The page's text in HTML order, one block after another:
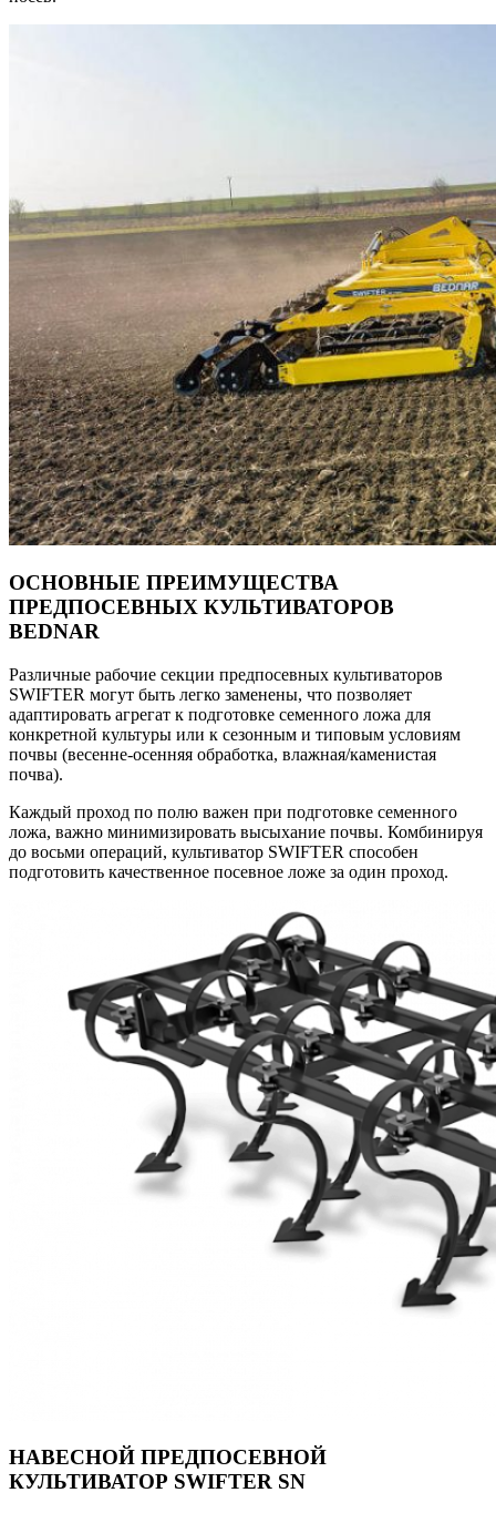
ОСНОВНЫЕ ПРЕИМУЩЕСТВА
ПРЕДПОСЕВНЫХ КУЛЬТИВАТОРОВ
BEDNAR
Различные рабочие секции предпосевных культиваторов
SWIFTER могут быть легко заменены, что позволяет
адаптировать агрегат к подготовке семенного ложа для
конкретной культуры или к сезонным и типовым условиям
почвы (весенне-осенняя обработка, влажная/каменистая
почва).
Каждый проход по полю важен при подготовке семенного
ложа, важно минимизировать высыхание почвы. Комбинируя
до восьми операций, культиватор SWIFTER способен
подготовить качественное посевное ложе за один проход.
НАВЕСНОЙ ПРЕДПОСЕВНОЙ
КУЛЬТИВАТОР SWIFTER SN